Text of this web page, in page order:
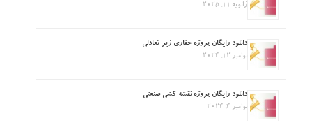
ژانویه 11, 2025
دانلود رایگان پروژه حفاری زیر تعادلی
نوامبر 12, 2024
دانلود رایگان پروژه نقشه کشی صنعتی
نوامبر 4, 2024